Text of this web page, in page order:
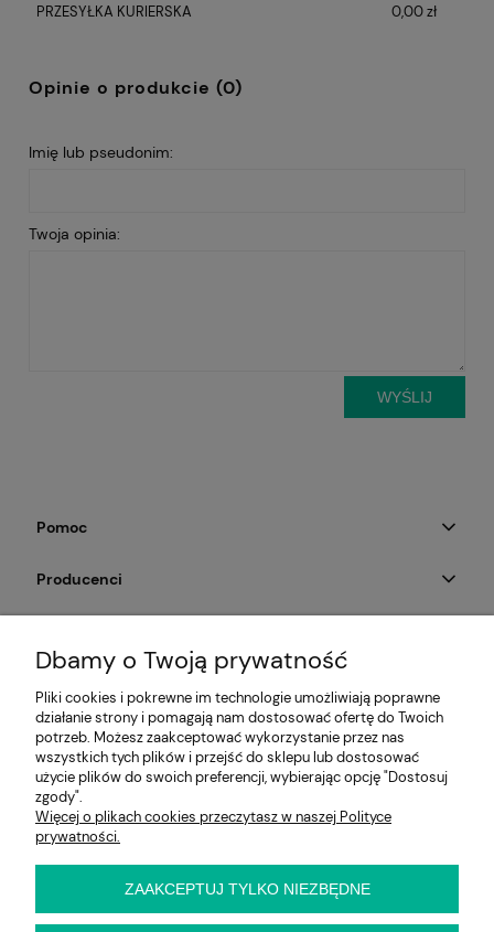
PRZESYŁKA KURIERSKA
0,00 zł
Opinie o produkcie (0)
Imię lub pseudonim:
Twoja opinia:
WYŚLIJ
Pomoc
Producenci
Informacje
E-KRZESŁO
Biuro handlowe (bez ekspozycji). Prosimy o wcześniejszy
kontakt przed wizytą
ul. Cynamonowa 2,
woj. dolnośląskie
Dbamy o Twoją prywatność
Pliki cookies i pokrewne im technologie umożliwiają poprawne
działanie strony i pomagają nam dostosować ofertę do Twoich
potrzeb. Możesz zaakceptować wykorzystanie przez nas
wszystkich tych plików i przejść do sklepu lub dostosować
użycie plików do swoich preferencji, wybierając opcję "Dostosuj
zgody".
Więcej o plikach cookies przeczytasz w naszej Polityce
prywatności.
ZAAKCEPTUJ TYLKO NIEZBĘDNE